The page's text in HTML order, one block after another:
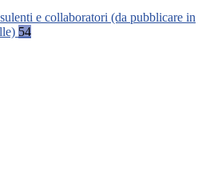
e collaboratori (da pubblicare in
54